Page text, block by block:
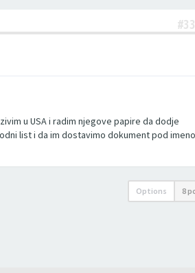
u USA i radim njegove papire da dodje
list i da im dostavimo dokument pod
Options 8